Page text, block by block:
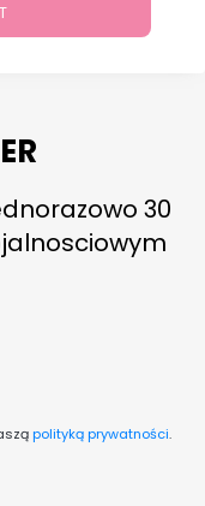
30
polityką prywatności.